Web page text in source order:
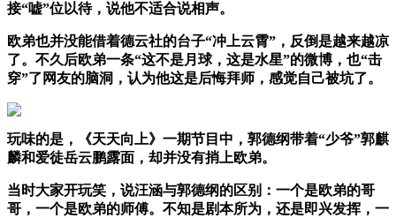
接“嘘”位以待，说他不适合说相声。
欧弟也并没能借着德云社的台子“冲上云霄”，反倒是越来越凉
了。不久后欧弟一条“这不是月球，这是水星”的微博，也“击
穿”了网友的脑洞，认为他这是后悔拜师，感觉自己被坑了。
玩味的是，《天天向上》一期节目中，郭德纲带着“少爷”郭麒
麟和爱徒岳云鹏露面，却并没有捎上欧弟。
当时大家开玩笑，说汪涵与郭德纲的区别：一个是欧弟的哥
哥，一个是欧弟的师傅。不知是剧本所为，还是即兴发挥，一